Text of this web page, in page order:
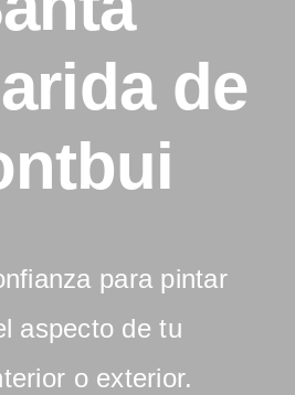
de
para pintar
aspecto de tu
o exterior.